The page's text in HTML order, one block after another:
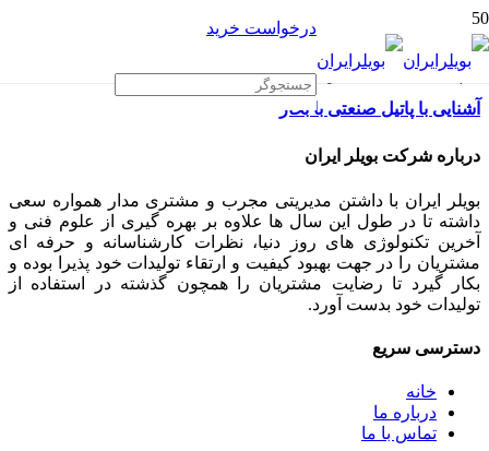
درخواست خرید
آشنایی با پاتیل صنعتی با بخار
درباره شرکت بویلر ایران
بویلر ایران با داشتن مدیریتی مجرب و مشتری مدار همواره سعی
داشته تا در طول این سال ها علاوه بر بهره گیری از علوم فنی و
آخرین تکنولوژی های روز دنیا، نظرات کارشناسانه و حرفه ای
مشتریان را در جهت بهبود کیفیت و ارتقاء تولیدات خود پذیرا بوده و
بکار گیرد تا رضایت مشتریان را همچون گذشته در استفاده از
تولیدات خود بدست آورد.
دسترسی سریع
خانه
درباره ما
تماس با ما